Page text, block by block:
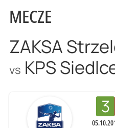
MECZE
ZAKSA
vs KPS
3